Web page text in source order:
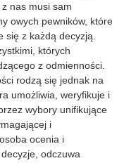
nas musi sam
owych pewników, które
się z każdą decyzją.
których
z odmienności.
rodzą się jednak na
umożliwia, weryfikuje i
wybory unifikujące
i
ocenia i
odczuwa